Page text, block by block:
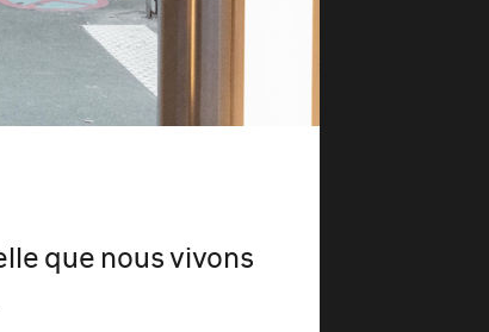
que nous vivons